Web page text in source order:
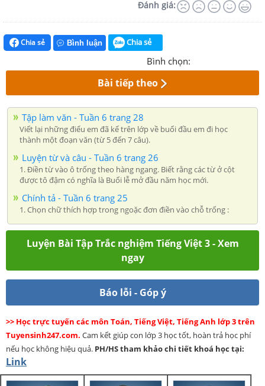
Đánh giá:
Chia sẻ Bình luận Chia sẻ
Bình chọn:
Bài tiếp theo
Tập làm văn - Tuần 6 trang 28
Viết lại những điểu em đã kể trên lớp về buổi đầu em đi học
thành một đoạn văn (từ 5 đến 7 câu).
Luyện từ và câu - Tuần 6 trang 26
1. Điền từ vào ô trống theo hàng ngang. Biết rằng các từ ở cột
được tô đậm có nghĩa là Buổi lễ mở đầu năm học mới.
Chính tả - Tuần 6 trang 25
1. Chọn chữ thích hợp trong ngoặc đơn điền vào chỗ trống :
Luyện Bài Tập Trắc nghiệm Tiếng Việt 3 - Xem
ngay
Báo lỗi - Góp ý
>> Học trực tuyến các môn Toán, Tiếng Việt, Tiếng Anh lớp 3 trên
Tuyensinh247.com. Cam kết giúp con lớp 3 học tốt, hoàn trả học phí
nếu học không hiệu quả. PH/HStham khảo chi tiết khoá học tại:
Link